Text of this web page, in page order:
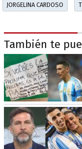
JORGELINA CARDOSO
También te